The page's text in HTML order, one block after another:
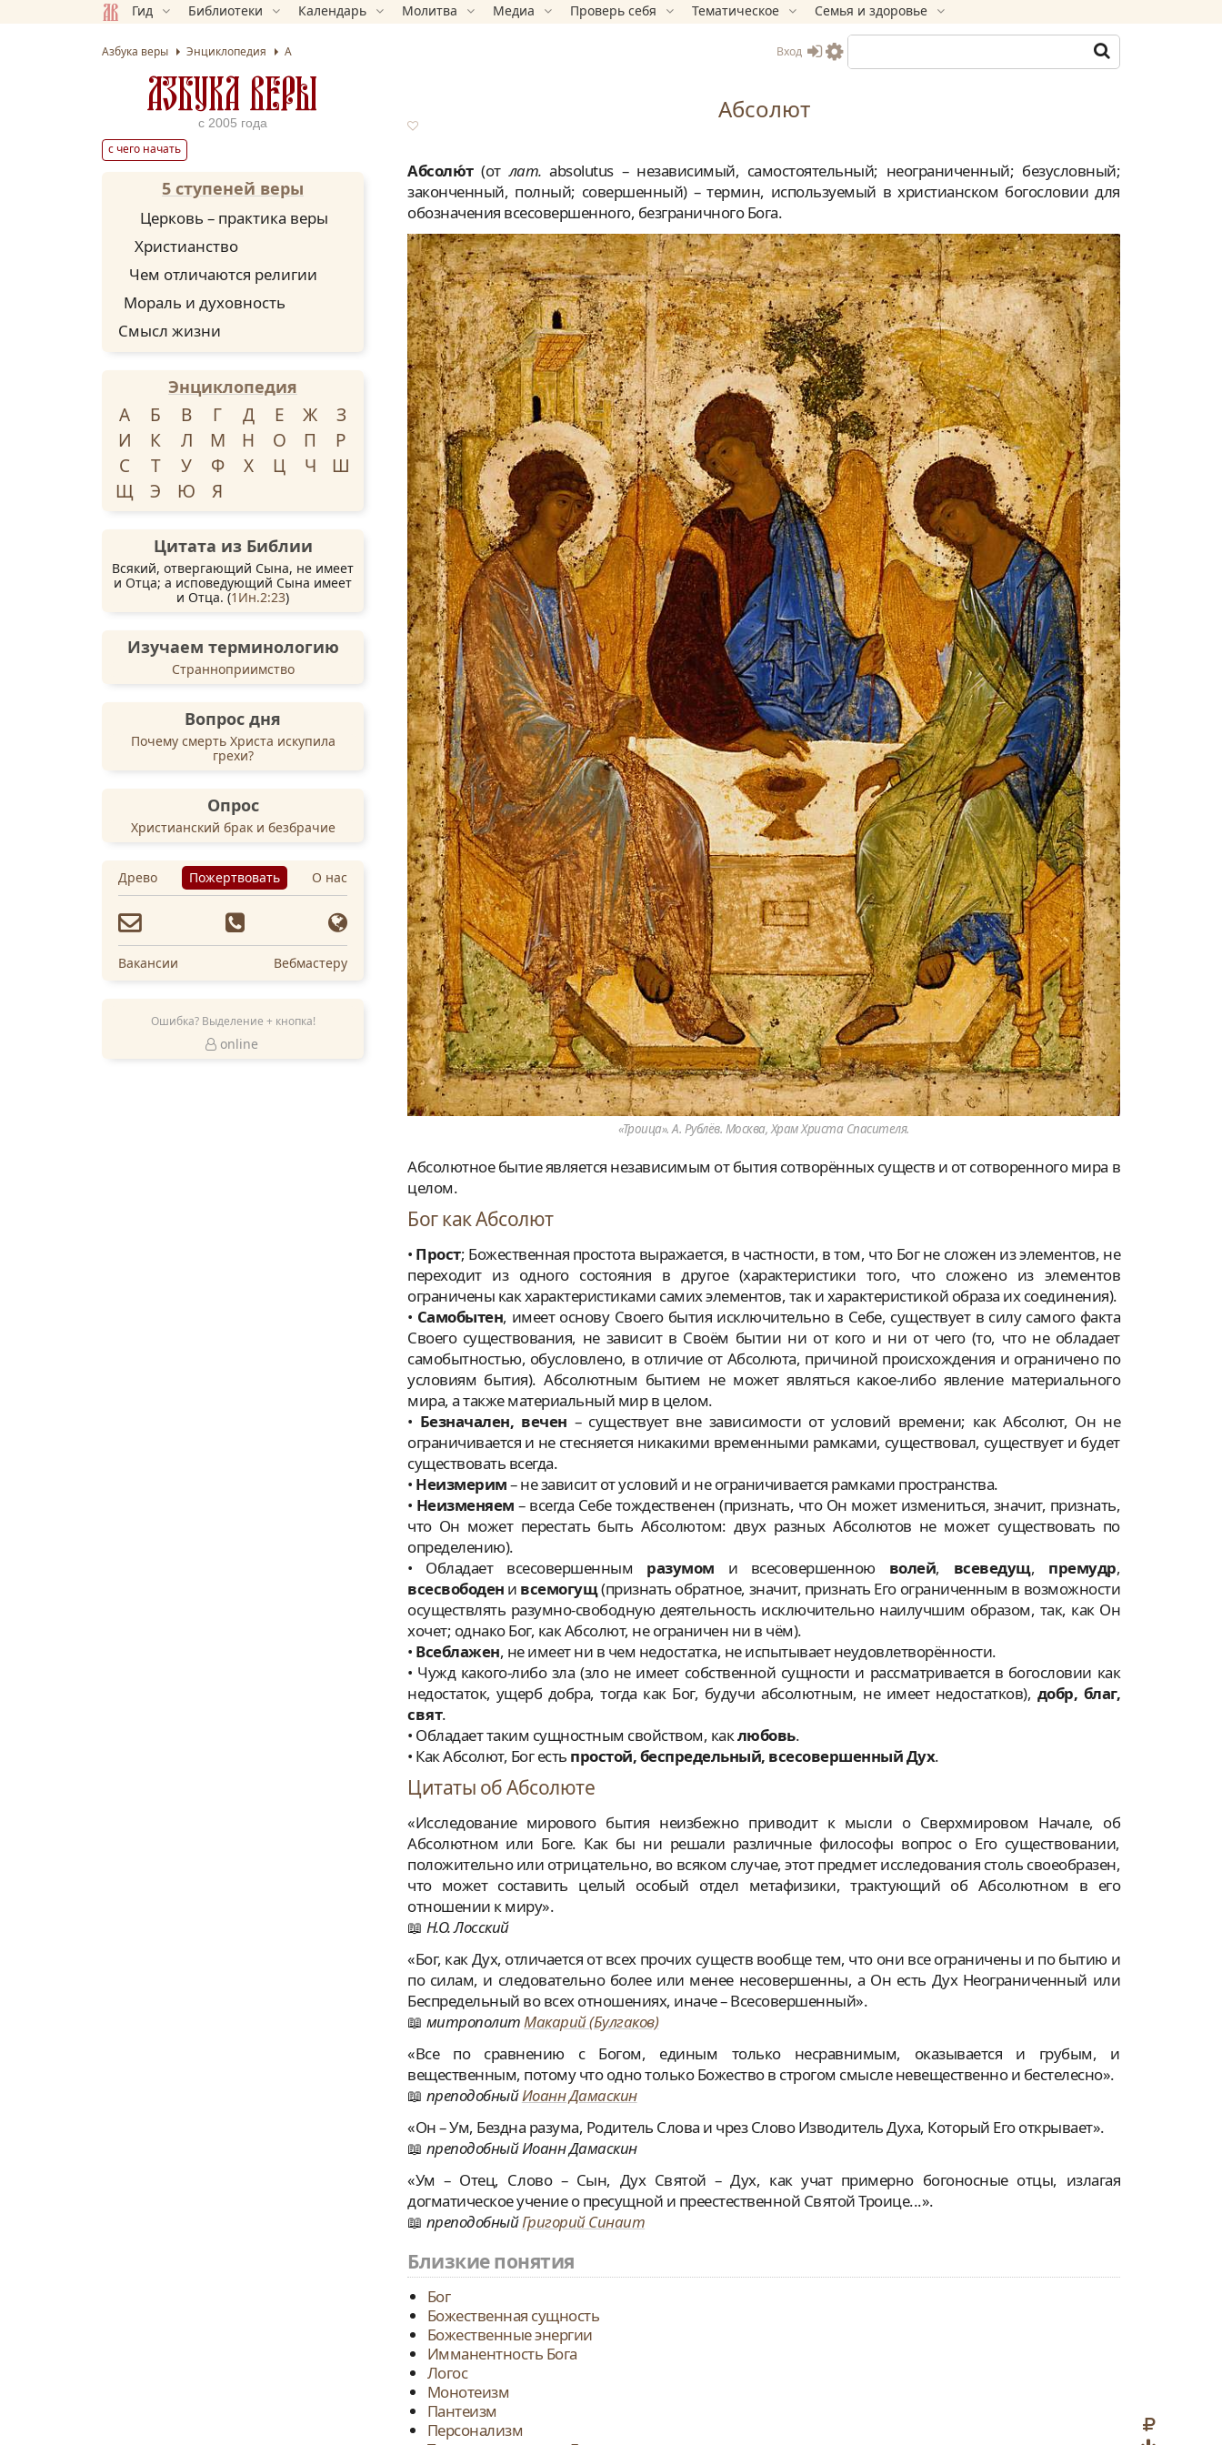
Гид Библиотеки Календарь Молитва Медиа Проверь себя Тематическое Семья и здоровье
Азбука веры Энциклопедия А Вход
Абсолют
Абсолю́т(отлат. absolutus – независимый, самостоятельный; неограниченный; безусловный;
законченный, полный; совершенный) – термин, используемый в христианском богословии для
обозначения всесовершенного, безграничного Бога.
«Троица». А. Рублёв. Москва, Храм Христа Спасителя.
Абсолютное бытие является независимым от бытия сотворённых существ и от сотворенного мира в
целом.
Бог как Абсолют
• Прост; Божественная простота выражается, в частности, в том, что Бог не сложен из элементов, не
переходит из одного состояния в другое (характеристики того, что сложено из элементов
ограничены как характеристиками самих элементов, так и характеристикой образа их соединения).
• Самобытен, имеет основу Своего бытия исключительно в Себе, существует в силу самого факта
Своего существования, не зависит в Своём бытии ни от кого и ни от чего (то, что не обладает
самобытностью, обусловлено, в отличие от Абсолюта, причиной происхождения и ограничено по
условиям бытия). Абсолютным бытием не может являться какое-либо явление материального
мира, а также материальный мир в целом.
• Безначален, вечен – существует вне зависимости от условий времени; как Абсолют, Он не
ограничивается и не стесняется никакими временными рамками, существовал, существует и будет
существовать всегда.
• Неизмерим– не зависит от условий и не ограничивается рамками пространства.
• Неизменяем – всегда Себе тождественен (признать, что Он может измениться, значит, признать,
что Он может перестать быть Абсолютом: двух разных Абсолютов не может существовать по
определению).
• Обладает всесовершенным разумом и всесовершенною волей, всеведущ, премудр,
всесвободен и всемогущ(признать обратное, значит, признать Его ограниченным в возможности
осуществлять разумно-свободную деятельность исключительно наилучшим образом, так, как Он
хочет; однако Бог, как Абсолют, не ограничен ни в чём).
• Всеблажен, не имеет ни в чем недостатка, не испытывает неудовлетворённости.
• Чужд какого-либо зла (зло не имеет собственной сущности и рассматривается в богословии как
недостаток, ущерб добра, тогда как Бог, будучи абсолютным, не имеет недостатков), добр, благ,
свят.
• Обладает таким сущностным свойством, каклюбовь.
• Как Абсолют, Бог есть простой, беспредельный, всесовершенный Дух.
Цитаты об Абсолюте
«Исследование мирового бытия неизбежно приводит к мысли о Сверхмировом Начале, об
Абсолютном или Боге. Как бы ни решали различные философы вопрос о Его существовании,
положительно или отрицательно, во всяком случае, этот предмет исследования столь своеобразен,
что может составить целый особый отдел метафизики, трактующий об Абсолютном в его
отношении к миру».
Н.О. Лосский
«Бог, как Дух, отличается от всех прочих существ вообще тем, что они все ограничены и по бытию и
по силам, и следовательно более или менее несовершенны, а Он есть Дух Неограниченный или
Беспредельный во всех отношениях, иначе – Всесовершенный».
митрополит Макарий (Булгаков)
«Все по сравнению с Богом, единым только несравнимым, оказывается и грубым, и
вещественным, потому что одно только Божество в строгом смысле невещественно и бестелесно».
преподобныйИоанн Дамаскин
«Он – Ум, Бездна разума, Родитель Слова и чрез Слово Изводитель Духа, Который Его открывает».
преподобный Иоанн Дамаскин
«Ум – Отец, Слово – Сын, Дух Святой – Дух, как учат примерно богоносные отцы, излагая
догматическое учение о пресущной и преестественной Святой Троице...».
преподобныйГригорий Синаит
Близкие понятия
Бог
Божественная сущность
Божественные энергии
Имманентность Бога
Логос
Монотеизм
Пантеизм
Персонализм
АЗБУКА ВЕРЫ
с 2005 года
с чего начать
5 ступеней веры
Церковь – практика веры
Христианство
Чем отличаются религии
Мораль и духовность
Смысл жизни
Энциклопедия
А Б В Г Д Е Ж
З
И
К Л М Н О П
Р
С
Т У Ф Х Ч
Э Ю Я
Цитата из Библии
Всякий, отвергающий Сына, не имеет
и Отца; а исповедующий Сына имеет
и Отца. (1Ин.2:23)
Изучаем терминологию
Странноприимство
Вопрос дня
Почему смерть Христа искупила
грехи?
Опрос
Христианский брак и безбрачие
Древо Пожертвовать О нас
Вакансии Вебмастеру
Ошибка? Выделение + кнопка!
online